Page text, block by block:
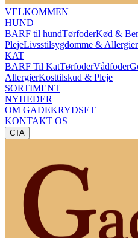
VELKOMMEN
HUND
BARF til hundTørfoderKød &
PlejeLivsstilsygdomme & Allergier
KAT
BARF Til KatTørfoderVådfoder
AllergierKosttilskud & Pleje
SORTIMENT
NYHEDER
OM GADEKRYDSET
KONTAKT OS
CTA